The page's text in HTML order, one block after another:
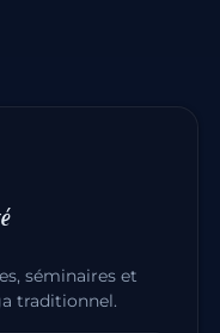
séminaires et
traditionnel.